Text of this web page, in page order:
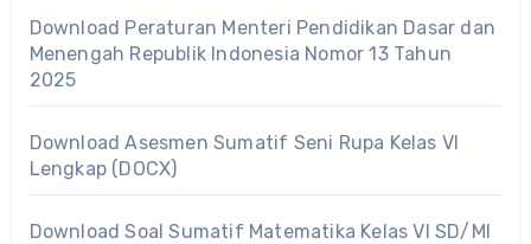
Download Peraturan Menteri Pendidikan Dasar dan
Menengah Republik Indonesia Nomor 13 Tahun
2025
Download Asesmen Sumatif Seni Rupa Kelas VI
Lengkap (DOCX)
Download Soal Sumatif Matematika Kelas VI SD/MI